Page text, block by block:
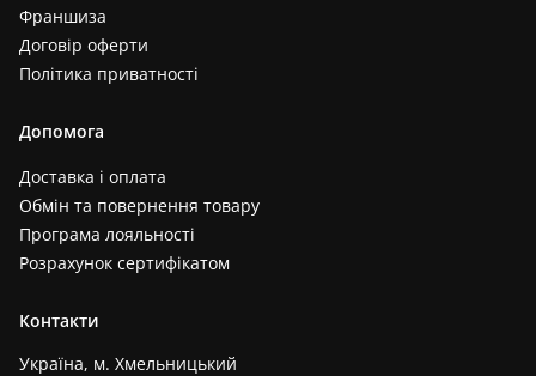
Франшиза
Договір оферти
Політика приватності
Допомога
Доставка і оплата
Обмін та повернення товару
Програма лояльності
Розрахунок сертифікатом
Контакти
Україна, м. Хмельницький